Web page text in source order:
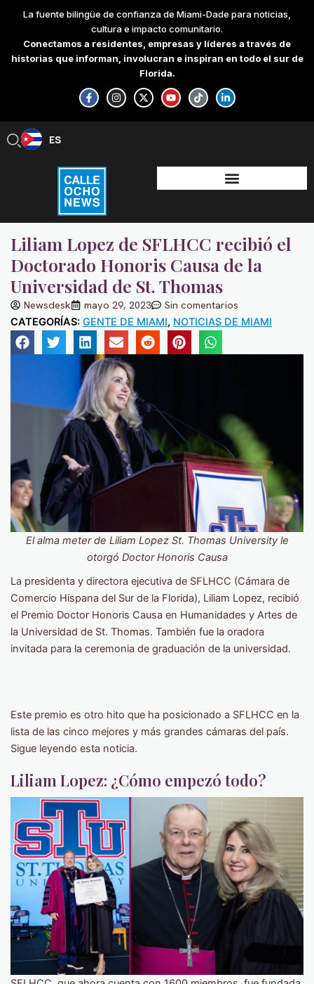
content
La fuente bilingüe de confianza de Miami-Dade para noticias,
cultura e impacto comunitario.
Conectamos a residentes, empresas y líderes a través de
historias que informan, involucran e inspiran en todo el sur de
Florida.
F
a
c
e
-
f
I
n
s
t
X
-
t
w
Y
o
u
t
T
i
k
t
L
i
n
k
-
i
n
ES
EN
Liliam Lopez de SFLHCC recibió el
Doctorado Honoris Causa de la
Universidad de St. Thomas
Newsdesk mayo 29, 2023 Sin comentarios
CATEGORÍAS: GENTE DE MIAMI, NOTICIAS DE MIAMI
El alma meter de Liliam Lopez St. Thomas University le
otorgó Doctor Honoris Causa
La presidenta y directora ejecutiva de SFLHCC (Cámara de
Comercio Hispana del Sur de la Florida), Liliam Lopez, recibió
el Premio Doctor Honoris Causa en Humanidades y Artes de
la Universidad de St. Thomas. También fue la oradora
invitada para la ceremonia de graduación de la universidad.
Este premio es otro hito que ha posicionado a SFLHCC en la
lista de las cinco mejores y más grandes cámaras del país.
Sigue leyendo esta noticia.
Liliam Lopez: ¿Cómo empezó todo?